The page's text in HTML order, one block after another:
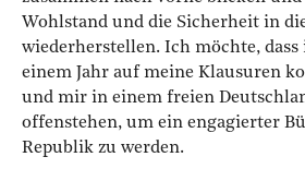
Wohlstand und die Sicherheit in
wiederherstellen. Ich möchte,
einem Jahr auf meine Klausuren
und mir in einem freien
offenstehen, um ein engagierter
Republik zu werden.